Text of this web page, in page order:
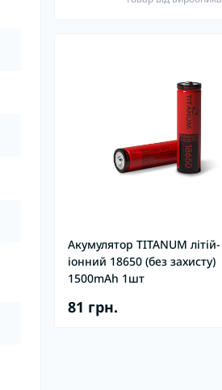
Акумулятор TITANUM літій-
іонний 18650 (без захисту)
1500mAh 1шт
81 грн.